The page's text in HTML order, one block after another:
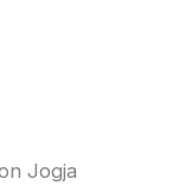
Jogja